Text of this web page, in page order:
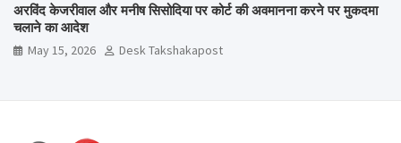
अरविंद केजरीवाल और मनीष सिसोदिया पर कोर्ट की अवमानना करने पर मुकदमा
चलाने का आदेश
May 15, 2026 Desk Takshakapost